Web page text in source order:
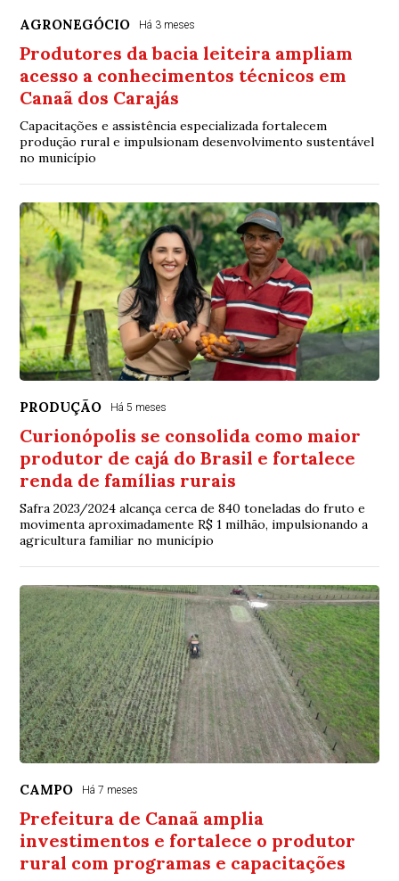
AGRONEGÓCIO Há 3 meses
Produtores da bacia leiteira ampliam
acesso a conhecimentos técnicos em
Canaã dos Carajás
Capacitações e assistência especializada fortalecem
produção rural e impulsionam desenvolvimento sustentável
no município
PRODUÇÃO Há 5 meses
Curionópolis se consolida como maior
produtor de cajá do Brasil e fortalece
renda de famílias rurais
Safra 2023/2024 alcança cerca de 840 toneladas do fruto e
movimenta aproximadamente R$ 1 milhão, impulsionando a
agricultura familiar no município
CAMPO Há 7 meses
Prefeitura de Canaã amplia
investimentos e fortalece o produtor
rural com programas e capacitações